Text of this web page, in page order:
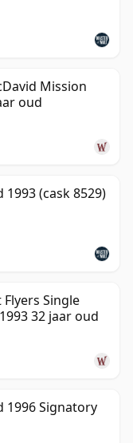
Mission
oud
(cask 8529)
Single
32 jaar oud
1996 Signatory